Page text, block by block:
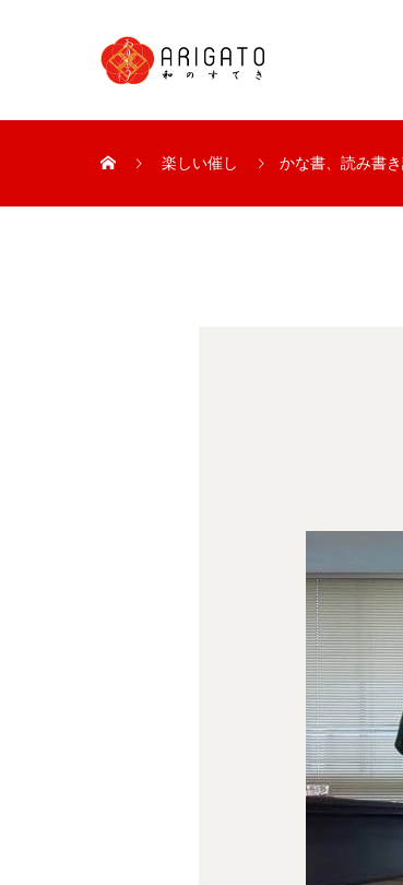
楽しい催し かな書、読み書